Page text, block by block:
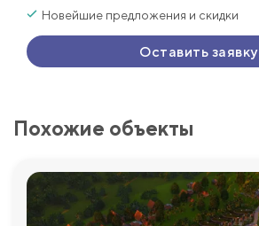
Новейшие предложения и скидки
Оставить заявку
Похожие объекты